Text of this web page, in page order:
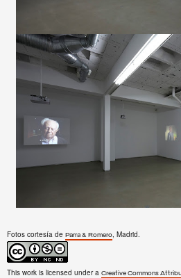
Fotos cortesía de Parra & Romero, Madrid.
This work is licensed under a Creative Commons